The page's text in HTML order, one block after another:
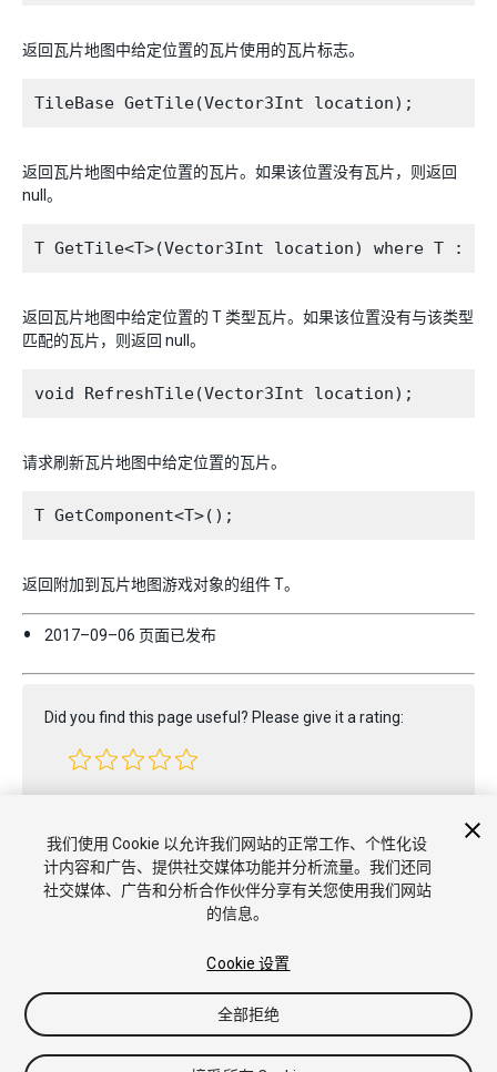
返回瓦片地图中给定位置的瓦片使用的瓦片标志。
返回瓦片地图中给定位置的瓦片。如果该位置没有瓦片，则返回
null。
返回瓦片地图中给定位置的 T 类型瓦片。如果该位置没有与该类型
匹配的瓦片，则返回 null。
请求刷新瓦片地图中给定位置的瓦片。
返回附加到瓦片地图游戏对象的组件 T。
2017–09–06 页面已发布
Did you find this page useful? Please give it a rating:
版权所有 © 2020 Unity Technologies. Publication 2019.3
我们使用 Cookie 以允许我们网站的正常工作、个性化设
计内容和广告、提供社交媒体功能并分析流量。我们还同
社交媒体、广告和分析合作伙伴分享有关您使用我们网站
的信息。
Cookie 设置
全部拒绝